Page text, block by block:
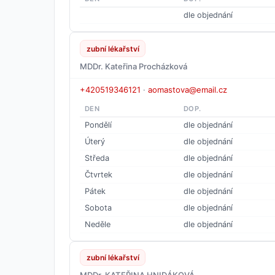
dle objednání
zubní lékařství
MDDr. Kateřina Procházková
+420519346121 · aomastova@email.cz
DEN DOP.
Pondělí
dle objednání
Úterý
dle objednání
Středa
dle objednání
Čtvrtek
dle objednání
Pátek
dle objednání
Sobota
dle objednání
Neděle
dle objednání
zubní lékařství